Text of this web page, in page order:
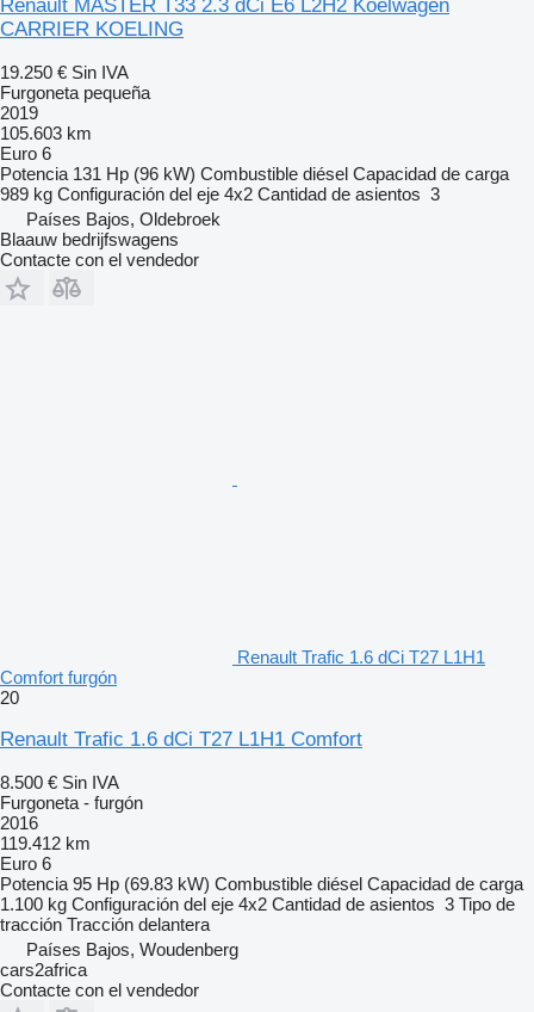
Renault MASTER T33 2.3 dCi E6 L2H2 Koelwagen
CARRIER KOELING
19.250 € Sin IVA
Furgoneta pequeña
2019
105.603 km
Euro 6
Potencia 131 Hp (96 kW) Combustible diésel Capacidad de carga
989 kg Configuración del eje 4x2 Cantidad de asientos 3
Países Bajos, Oldebroek
Blaauw bedrijfswagens
Contacte con el vendedor
Renault Trafic 1.6 dCi T27 L1H1
Comfort furgón
20
Renault Trafic 1.6 dCi T27 L1H1 Comfort
8.500 € Sin IVA
Furgoneta - furgón
2016
119.412 km
Euro 6
Potencia 95 Hp (69.83 kW) Combustible diésel Capacidad de carga
1.100 kg Configuración del eje 4x2 Cantidad de asientos 3 Tipo de
tracción Tracción delantera
Países Bajos, Woudenberg
cars2africa
Contacte con el vendedor